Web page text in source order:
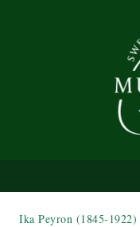
Ika Peyron (1845-1922)